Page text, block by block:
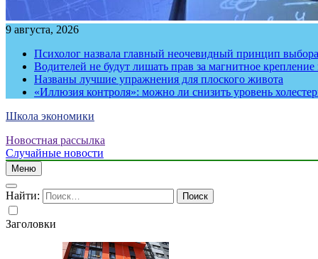
9 августа, 2026
Психолог назвала главный неочевидный принцип выбора
Водителей не будут лишать прав за магнитное
Названы лучшие упражнения для плоского живота
«Иллюзия контроля»: можно ли снизить уровень
Школа экономики
Новостная рассылка
Случайные новости
Меню
Найти:
Заголовки